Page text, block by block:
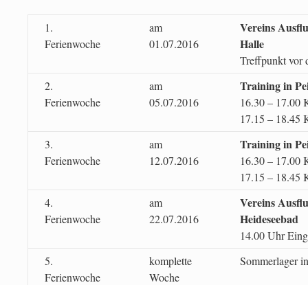
1.
Ferienwoche
am
01.07.2016
Vereins
Treffpunkt vor
2.
Ferienwoche
am
05.07.2016
Training in
16.30 – 17.00
17.15 – 18.45
3.
Ferienwoche
am
12.07.2016
Training in
16.30 –
17.15 – 18.45
4.
Ferienwoche
am
22.07.2016
Vereins
14.00 Uhr
5.
Ferienwoche
komplette
Woche
Sommerlager